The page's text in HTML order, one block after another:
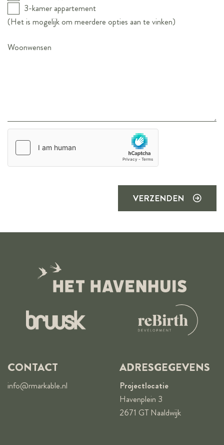
3-kamer appartement
(Het is mogelijk om meerdere opties aan te vinken)
VERZENDEN
CONTACT
info@rmarkable.nl
ADRESGEGEVENS
Projectlocatie
Havenplein 3
2671 GT Naaldwijk